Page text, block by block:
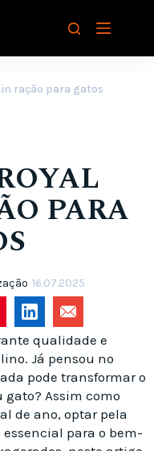
ração para gatos
PARA
16.07.2025
qualidade e
Já pensou no
pode transformar o
gato? Assim como
de ano, optar pela
para o bem-